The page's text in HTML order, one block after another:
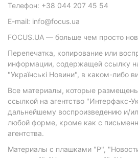
Телефон: +38 044 207 45 54
E-mail: info@focus.ua
FOCUS.UA — больше чем просто
Перепечатка, копирование или
информации, содержащей ссылку
"Українські Новини", в каком-либо
Все материалы, которые
ссылкой на агентство "Интерфакс-
дальнейшему воспроизведению и/
любой форме, кроме как с
агентства.
Материалы с плашками "Р",